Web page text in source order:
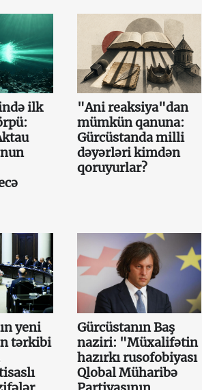
ilk
"Ani reaksiya"dan
mümkün qanuna:
Gürcüstanda milli
dəyərləri kimdən
qoruyurlar?
yeni
tərkibi
Gürcüstanın Baş
naziri: "Müxalifətin
hazırkı rusofobiyası
Qlobal Müharibə